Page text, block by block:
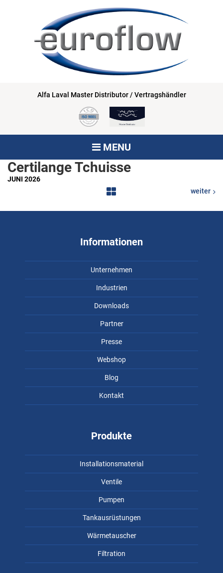
Alfa Laval Master Distributor / Vertragshändler
MENU
JUNI 2026
Certilange Tchuisse
weiter
Informationen
Unternehmen
Industrien
Downloads
Partner
Presse
Webshop
Blog
Kontakt
Produkte
Installationsmaterial
Ventile
Pumpen
Tankausrüstungen
Wärmetauscher
Filtration